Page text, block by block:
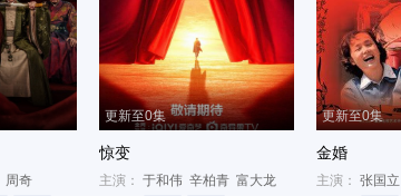
周奇
更新至0集
惊变
主演： 于和伟 辛柏青 富大龙
更新至0集
金婚
主演： 张国立